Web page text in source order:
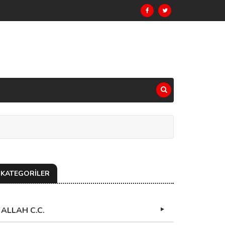
KATEGORİLER
ALLAH C.C.